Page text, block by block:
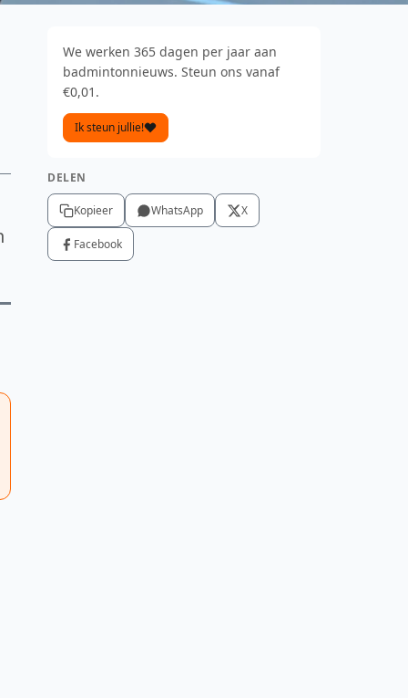
We werken 365 dagen per jaar aan
badmintonnieuws. Steun ons vanaf
€0,01.
Ik steun jullie!
DELEN
Kopieer WhatsApp X
Facebook